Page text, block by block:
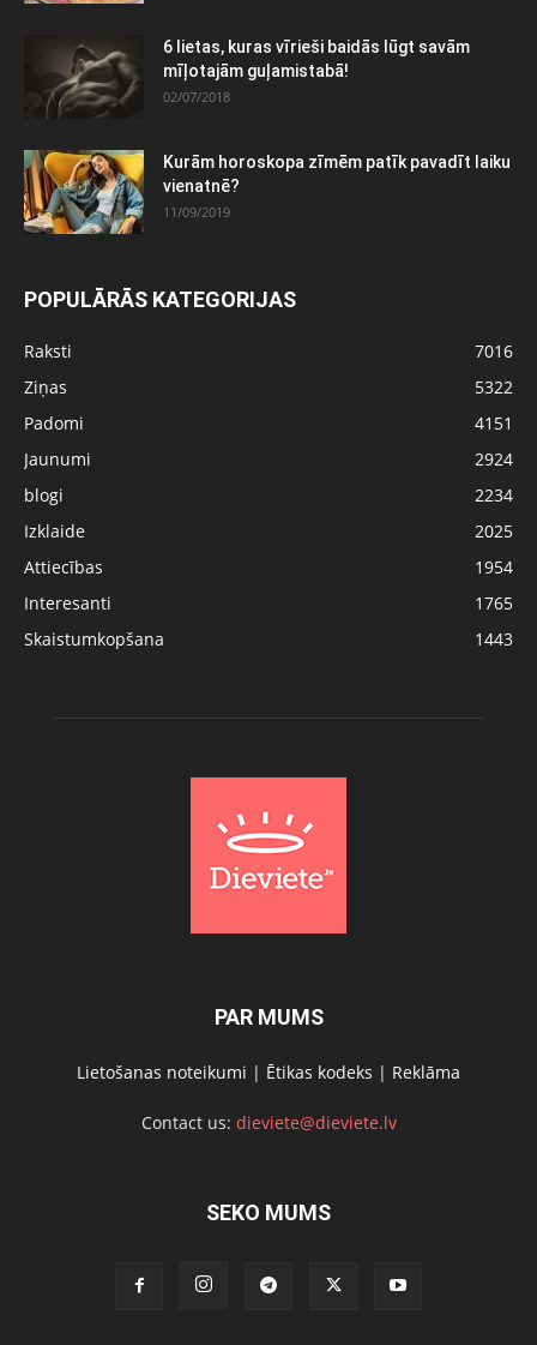
6 lietas, kuras vīrieši baidās lūgt savām
mīļotajām guļamistabā!
02/07/2018
Kurām horoskopa zīmēm patīk pavadīt laiku
vienatnē?
11/09/2019
POPULĀRĀS KATEGORIJAS
Raksti
7016
Ziņas
5322
Padomi
4151
Jaunumi
2924
blogi
2234
Izklaide
2025
Attiecības
1954
Interesanti
1765
Skaistumkopšana
1443
PAR MUMS
Lietošanas noteikumi | Ētikas kodeks | Reklāma
Contact us: dieviete@dieviete.lv
SEKO MUMS